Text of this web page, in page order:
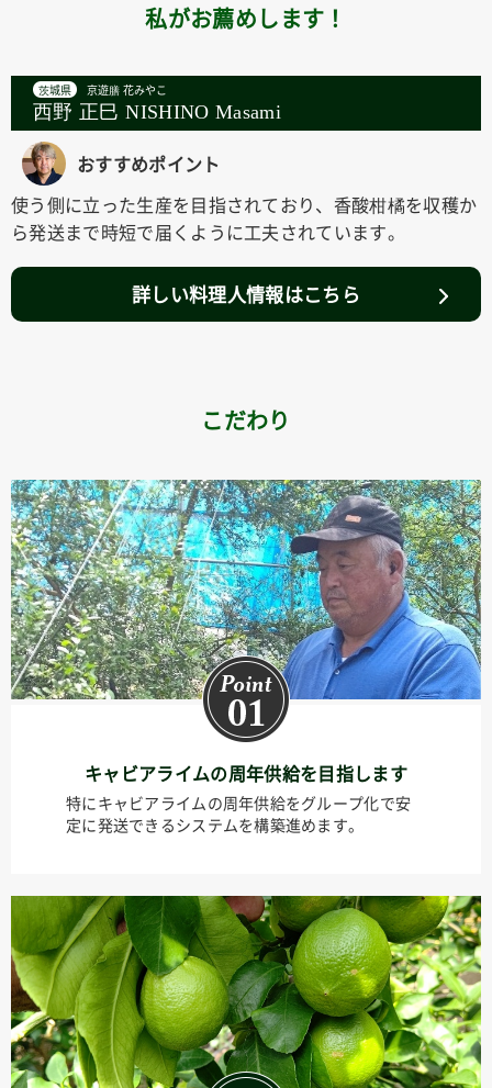
私がお薦めします！
茨城県 京遊膳 花みやこ
西野 正巳 NISHINO Masami
おすすめポイント
使う側に立った生産を目指されており、香酸柑橘を収穫か
ら発送まで時短で届くように工夫されています。
詳しい料理人情報はこちら
こだわり
キャビアライムの周年供給を目指します
特にキャビアライムの周年供給をグループ化で安
定に発送できるシステムを構築進めます。